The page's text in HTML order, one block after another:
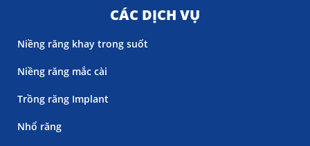
CÁC DỊCH VỤ
Niềng răng khay trong suốt
Niềng răng mắc cài
Trồng răng Implant
Nhổ răng